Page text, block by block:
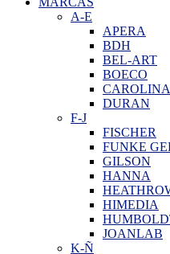
A-E
APERA
BDH
BEL-ART
BOECO
CAROLINA
DURAN
F-J
FISCHER
FUNKE
GILSON
HANNA
HIMEDIA
JOANLAB
K-Ñ